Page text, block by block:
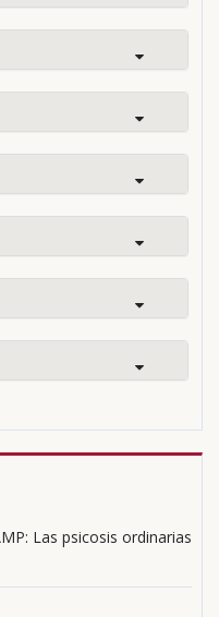
Las psicosis ordinarias